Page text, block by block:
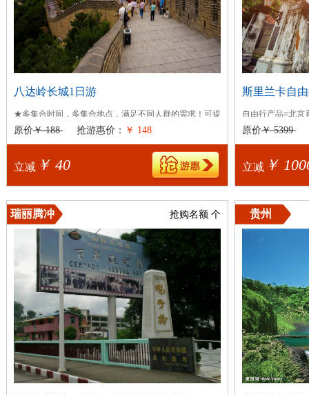
八达岭长城1日游
★多集合时间，多集合地点，满足不同人群的需求！可提
供四环上门接客人+30元/人（2人起订...
出发日期：星期一,星期二,星期三,星期四,星期五
原价￥ 188 抢游惠价： ￥ 148
立减 ￥ 40
斯里兰卡自
自由行产品=北京
店住宿+英文司机
出发日期：星期
原价￥ 5399
立减 ￥
瑞丽腾冲 抢购名额 个 贵州